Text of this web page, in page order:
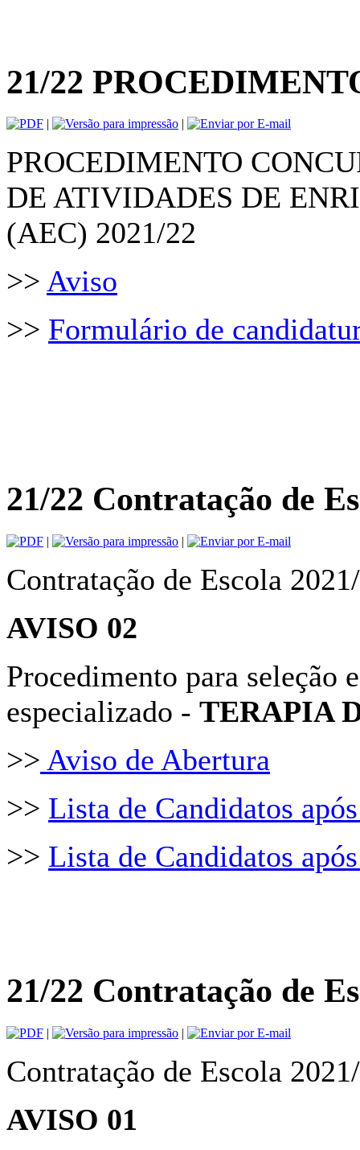
21/22
PROCEDIMENTO
DE ATIVIDADES DE
(AEC) 2021/22
>> Aviso
>> Formulário de
21/22 Contratação de
| |
Contratação de Escola
AVISO 02
Procedimento para seleção
especializado - TERAPIA
>> Aviso de Abertura
>> Lista de Candidatos
>> Lista de Candidatos
21/22 Contratação de
| |
Contratação de Escola
AVISO 01